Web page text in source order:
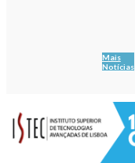
Mais
Notícias